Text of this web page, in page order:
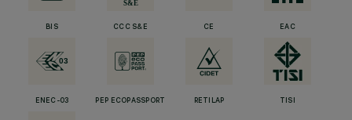
BIS CCC S&E CE EAC
ENEC-03 PEP ECOPASSPORT RETILAP TISI